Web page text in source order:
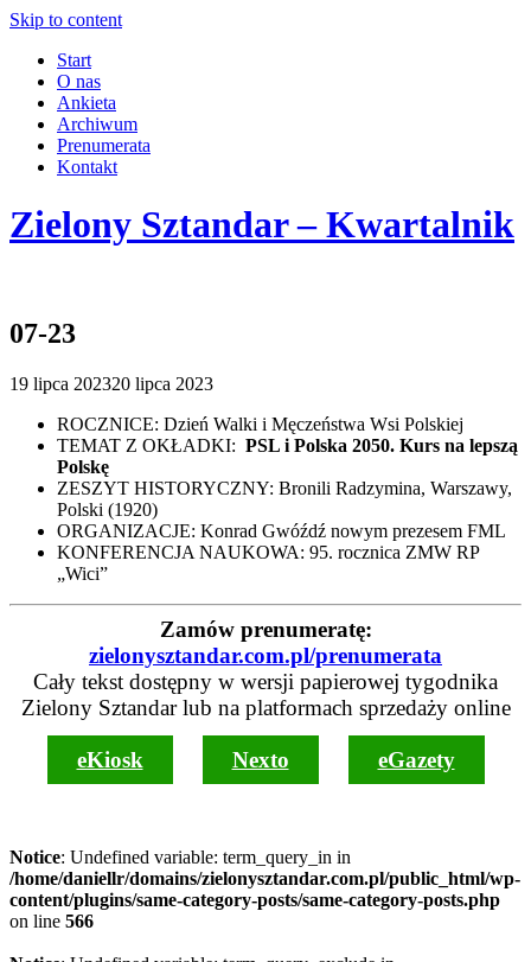
Skip to content
Start
O nas
Ankieta
Archiwum
Prenumerata
Kontakt
Zielony Sztandar – Kwartalnik
07-23
19 lipca 202320 lipca 2023
ROCZNICE: Dzień Walki i Męczeństwa Wsi Polskiej
TEMAT Z OKŁADKI: PSL i Polska 2050. Kurs na lepszą
Polskę
ZESZYT HISTORYCZNY: Bronili Radzymina, Warszawy,
Polski (1920)
ORGANIZACJE: Konrad Gwóźdź nowym prezesem FML
KONFERENCJA NAUKOWA: 95. rocznica ZMW RP
„Wici”
Zamów prenumeratę:
zielonysztandar.com.pl/prenumerata
Cały tekst dostępny w wersji papierowej tygodnika
Zielony Sztandar lub na platformach sprzedaży online
eKiosk Nexto eGazety
Notice: Undefined variable: term_query_in in
/home/daniellr/domains/zielonysztandar.com.pl/public_html/wp-
content/plugins/same-category-posts/same-category-posts.php
on line 566